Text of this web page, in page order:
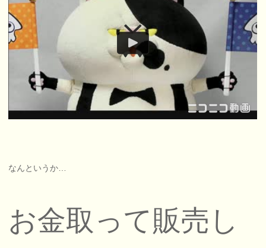
なんというか…
お金取って販売し